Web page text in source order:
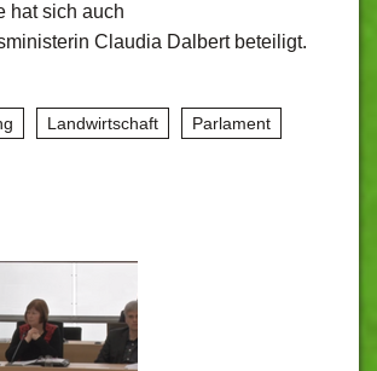
hat sich auch
Claudia Dalbert beteiligt.
Landwirtschaft Parlament